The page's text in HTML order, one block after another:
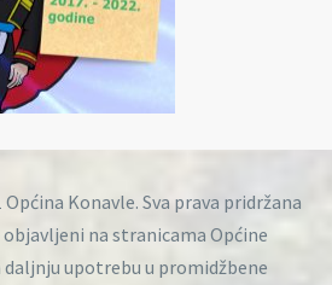
Konavle. Sva prava pridržana
na stranicama Općine
daljnju upotrebu u promidžbene